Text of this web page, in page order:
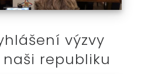
výzvy
republiku